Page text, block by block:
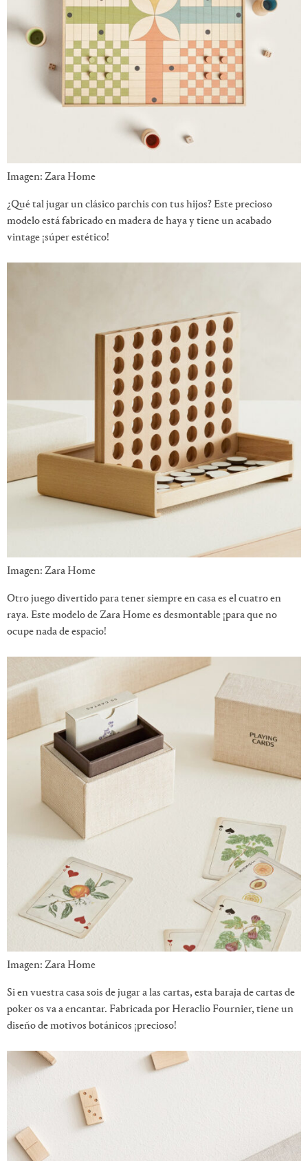
Imagen: Zara Home
¿Qué tal jugar un clásico parchis con tus hijos? Este precioso
modelo está fabricado en madera de haya y tiene un acabado
vintage ¡súper estético!
Imagen: Zara Home
Otro juego divertido para tener siempre en casa es el cuatro en
raya. Este modelo de Zara Home es desmontable ¡para que no
ocupe nada de espacio!
Imagen: Zara Home
Si en vuestra casa sois de jugar a las cartas, esta baraja de cartas de
poker os va a encantar. Fabricada por Heraclio Fournier, tiene un
diseño de motivos botánicos ¡precioso!